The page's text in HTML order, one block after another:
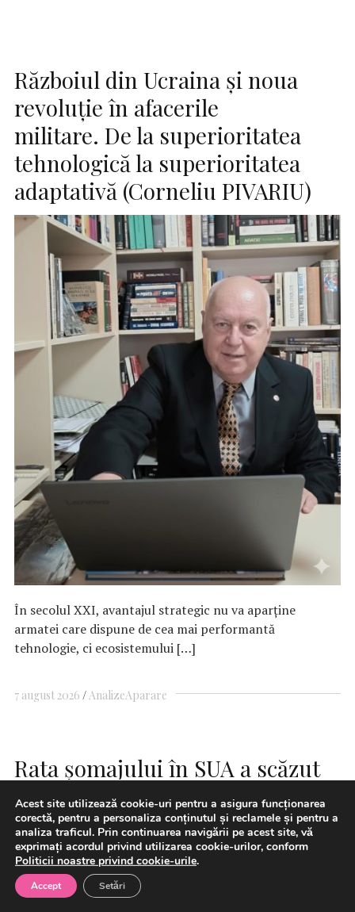
Războiul din Ucraina și noua
revoluție în afacerile
militare. De la superioritatea
tehnologică la superioritatea
adaptativă (Corneliu PIVARIU)
În secolul XXI, avantajul strategic nu va aparține
armatei care dispune de cea mai performantă
tehnologie, ci ecosistemului […]
7 august 2026 AnalizeAparare
Rata şomajului în SUA a scăzut
la 4,1% în iulie
Acest site utilizează cookie-uri pentru a asigura funcționarea
corectă, pentru a personaliza conținutul și reclamele și pentru a
analiza traficul. Prin continuarea navigării pe acest site, vă
exprimați acordul privind utilizarea cookie-urilor, conform
Politicii noastre privind cookie-urile.
Accept Setări